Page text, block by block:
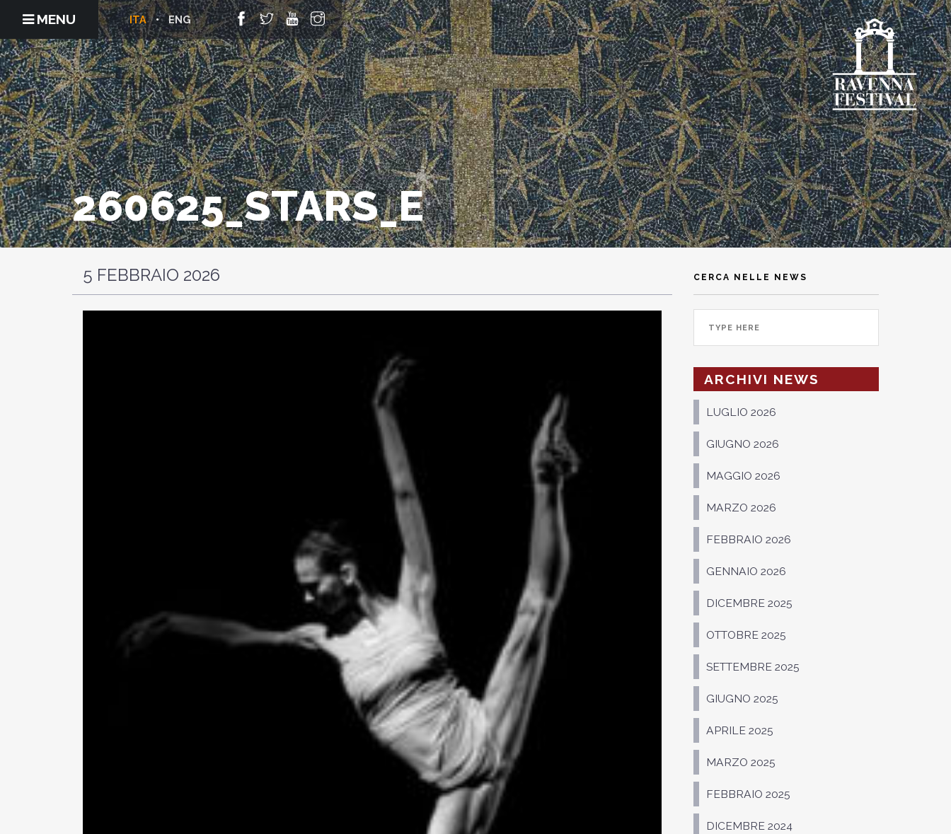
MENU ENG
ITA
260625_STARS_E
5 FEBBRAIO 2026 CERCA NELLE NEWS
ARCHIVI NEWS
LUGLIO 2026
GIUGNO 2026
MAGGIO 2026
MARZO 2026
FEBBRAIO 2026
GENNAIO 2026
DICEMBRE 2025
OTTOBRE 2025
SETTEMBRE 2025
GIUGNO 2025
APRILE 2025
MARZO 2025
FEBBRAIO 2025
DICEMBRE 2024